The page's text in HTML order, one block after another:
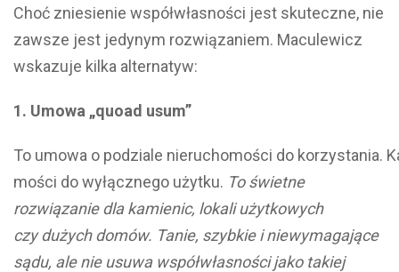
Choć zniesienie współwłasności jest skuteczne, nie
zawsze jest jedynym rozwiązaniem. Maculewicz
wskazuje kilka alternatyw:
1. Umowa „quoad usum”
To umowa o podziale nieruchomości do korzystania.
mości do wyłącznego użytku. To świetne
rozwiązanie dla kamienic, lokali użytkowych
czy dużych domów. Tanie, szybkie i niewymagające
sądu, ale nie usuwa współwłasności jako takiej